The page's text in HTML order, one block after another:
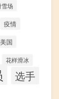
场
疫情
美国
花样滑冰
选手